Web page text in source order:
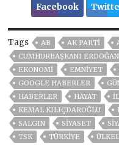
Facebook
Tags AB AK PARTİ
CUMHURBAŞKANI ERDOĞAN
EKONOMİ
EMNİYET
GOOGLE HABERLER
HABERLER
HAYAT
KEMAL KILIÇDAROĞLU
SALGIN
SİYASET
TSK
TÜRKİYE